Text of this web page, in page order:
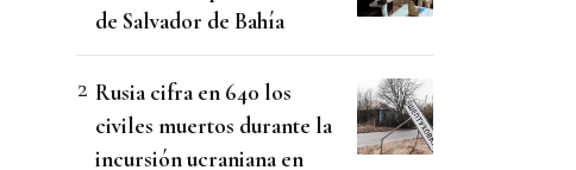
de Salvador de Bahía
Rusia cifra en 640 los
civiles muertos durante la
incursión ucraniana en